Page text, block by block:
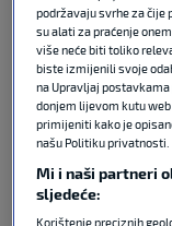
Nakon jedne
kanadski krilni
obući dres
imao je odličnu
što je prvih
proveo u
podržavaju svrhe za čije
su alati za praćenje
više neće biti toliko
biste izmijenili svoje
na Upravljaj
donjem lijevom kutu
primijeniti kako je
našu Politiku privatnosti.
Mi i naši partneri
sljedeće:
Korištenje preciznih